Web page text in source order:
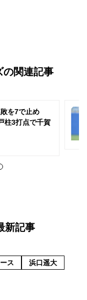
の関連記事
を7で止め
柱3打点で千賀
新記事
ス
浜口遥大